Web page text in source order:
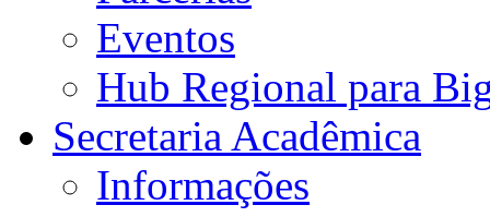
Eventos
Hub Regional para
Secretaria Acadêmica
Informações